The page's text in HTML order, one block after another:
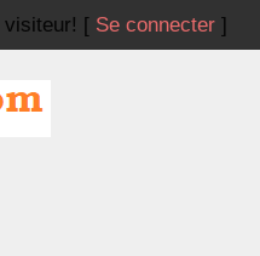
visiteur! [ Se connecter]